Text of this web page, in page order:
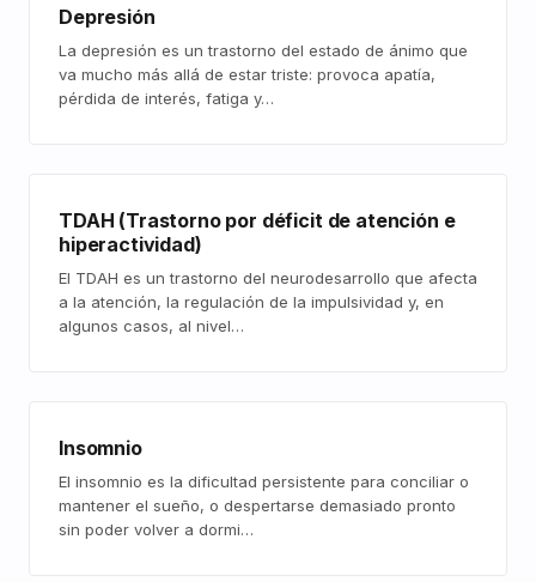
Depresión
La depresión es un trastorno del estado de ánimo que
va mucho más allá de estar triste: provoca apatía,
pérdida de interés, fatiga y…
TDAH (Trastorno por déficit de atención e
hiperactividad)
El TDAH es un trastorno del neurodesarrollo que afecta
a la atención, la regulación de la impulsividad y, en
algunos casos, al nivel…
Insomnio
El insomnio es la dificultad persistente para conciliar o
mantener el sueño, o despertarse demasiado pronto
sin poder volver a dormi…